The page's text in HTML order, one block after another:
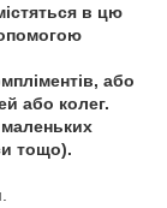
в цю
або
або колег.
тощо).